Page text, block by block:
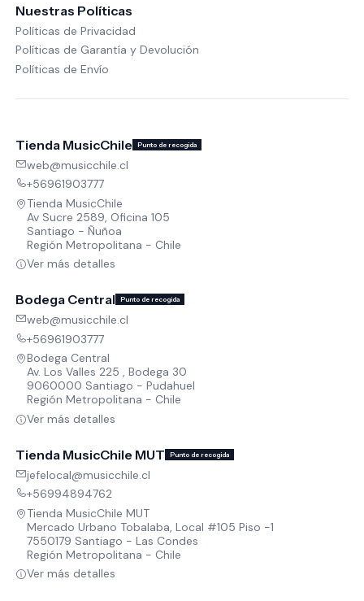
Nuestras Políticas
Políticas de Privacidad
Políticas de Garantía y Devolución
Políticas de Envío
Tienda MusicChile Punto de recogida
web@musicchile.cl
+56961903777
Tienda MusicChile
Av Sucre 2589, Oficina 105
Santiago - Ñuñoa
Región Metropolitana - Chile
Ver más detalles
Bodega Central Punto de recogida
web@musicchile.cl
+56961903777
Bodega Central
Av. Los Valles 225 , Bodega 30
9060000 Santiago - Pudahuel
Región Metropolitana - Chile
Ver más detalles
Tienda MusicChile MUT Punto de recogida
jefelocal@musicchile.cl
+56994894762
Tienda MusicChile MUT
Mercado Urbano Tobalaba, Local #105 Piso -1
7550179 Santiago - Las Condes
Región Metropolitana - Chile
Ver más detalles